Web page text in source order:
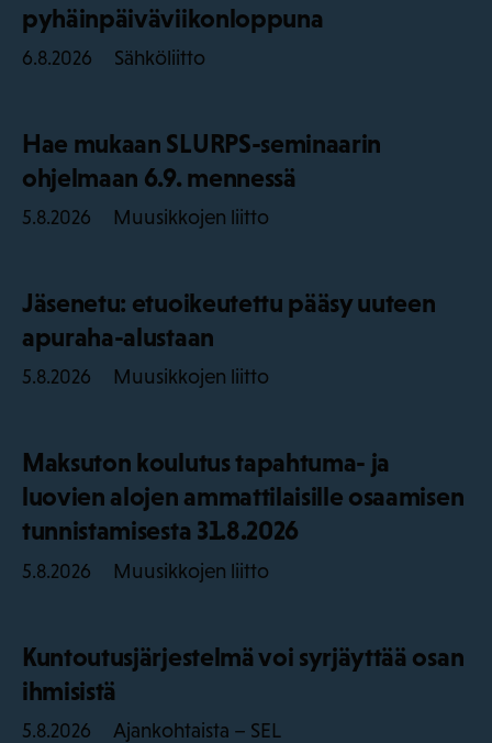
pyhäinpäiväviikonloppuna
6.8.2026 Sähköliitto
Hae mukaan SLURPS-seminaarin
ohjelmaan 6.9. mennessä
5.8.2026 Muusikkojen liitto
Jäsenetu: etuoikeutettu pääsy uuteen
apuraha-alustaan
5.8.2026 Muusikkojen liitto
Maksuton koulutus tapahtuma- ja
luovien alojen ammattilaisille osaamisen
tunnistamisesta 31.8.2026
5.8.2026 Muusikkojen liitto
Kuntoutusjärjestelmä voi syrjäyttää osan
ihmisistä
5.8.2026 Ajankohtaista – SEL